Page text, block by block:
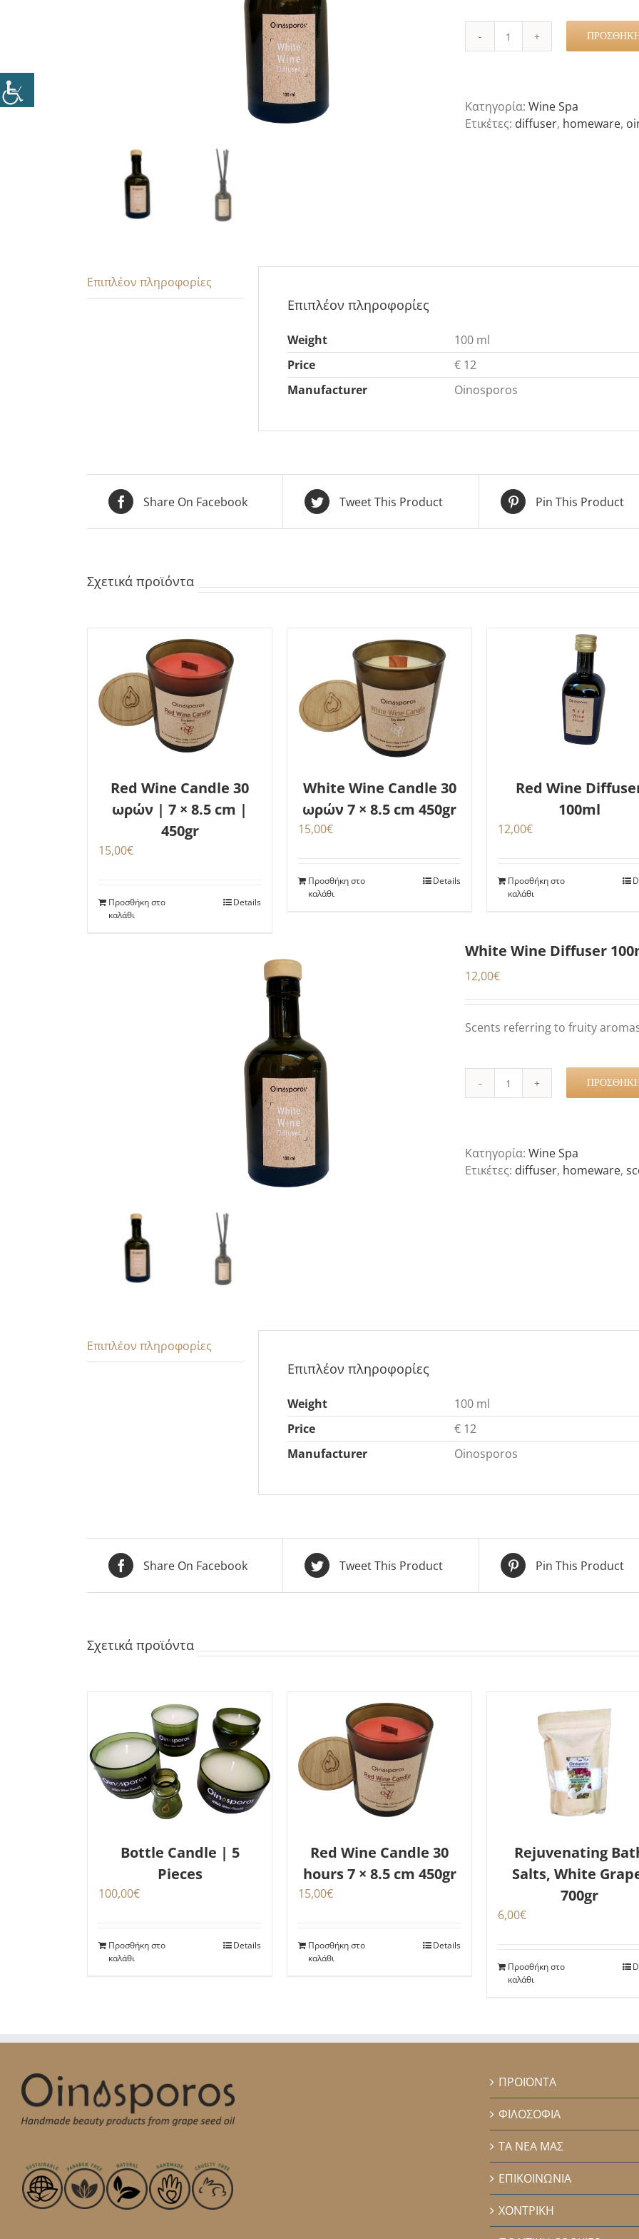
White
ποσότητα
Κατηγορία: Wine Spa
Ετικέτες: diffuser, homeware,
Επιπλέον πληροφορίες
Επιπλέον πληροφορίες
Weight
100 ml
Price
€ 12
Manufacturer
Oinosporos
Share On Facebook Tweet This Product Pin This Product
Σχετικά προϊόντα
Red Wine Candle 30
ωρών | 7 × 8.5 cm |
450gr
15,00€
Προσθήκη στο
καλάθι
Details
White Wine Candle 30
ωρών 7 × 8.5 cm 450gr
15,00€
Προσθήκη στο
καλάθι
Details
Red Wine
100ml
12,00€
Προσθήκη στο
καλάθι
White Wine Diffuser
12,00€
Scents referring to fruity
White
ποσότητα
Κατηγορία: Wine Spa
Ετικέτες: diffuser, homeware,
Επιπλέον πληροφορίες
Επιπλέον πληροφορίες
Weight
100 ml
Price
€ 12
Manufacturer
Oinosporos
Share On Facebook Tweet This Product Pin This Product
Σχετικά προϊόντα
Bottle Candle | 5
Pieces
100,00€
Προσθήκη στο
καλάθι
Details
Red Wine Candle 30
hours 7 × 8.5 cm 450gr
15,00€
Προσθήκη στο
καλάθι
Details
Rejuvenating
Salts, White
700gr
6,00€
Προσθήκη στο
καλάθι
ΠΡΟΪΟΝΤΑ
ΦΙΛΟΣΟΦΙΑ
ΤΑ ΝΕΑ ΜΑΣ
ΕΠΙΚΟΙΝΩΝΙΑ
ΧΟΝΤΡΙΚΗ